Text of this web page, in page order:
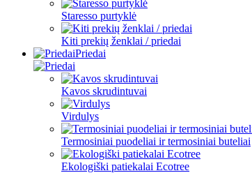
Staresso purtyklė
Kiti prekių ženklai / priedai
Priedai
Kavos skrudintuvai
Virdulys
Termosiniai puodeliai ir termosiniai buteliai
Ekologiški patiekalai Ecotree